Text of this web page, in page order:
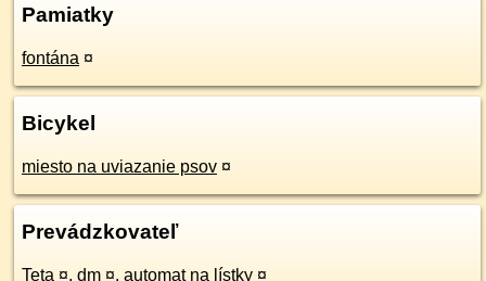
Pamiatky
fontána ¤
Bicykel
miesto na uviazanie psov ¤
Prevádzkovateľ
Teta ¤, dm ¤, automat na lístky ¤